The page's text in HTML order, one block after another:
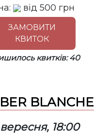
від 500 грн
ЗАМОВИТИ
КВИТОК
квитків: 40
BLANCHE
18:00